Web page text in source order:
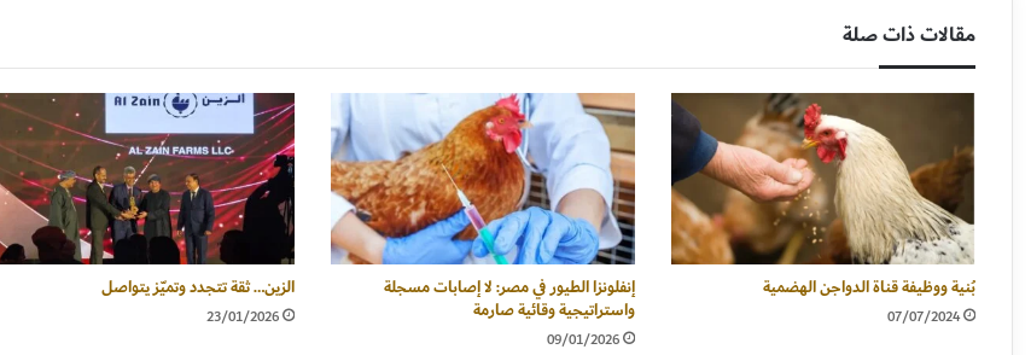
مقالات ذات صلة
بُنية ووظيفة قناة الدواجن الهضمية
07/07/2024
إنفلونزا الطيور في مصر: لا إصابات مسجلة
واستراتيجية وقائية صارمة
09/01/2026
الزين… ثقة تتجدد وتميّز يتواصل
23/01/2026